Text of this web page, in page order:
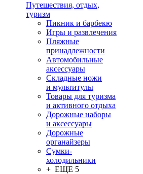
Путешествия, отдых,
туризм
Пикник и барбекю
Игры и развлечения
Пляжные
принадлежности
Автомобильные
аксессуары
Складные ножи
и мультитулы
Товары для туризма
и активного отдыха
Дорожные наборы
и аксессуары
Дорожные
органайзеры
Сумки-
холодильники
+ ЕЩЕ 5